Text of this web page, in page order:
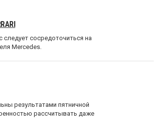
следует сосредоточиться на
Mercedes.
результатами пятничной
рассчитывать даже